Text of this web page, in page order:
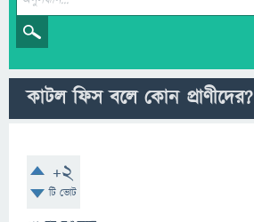
কাটল ফিস বলে কোন প্রাণীদের?
+2
টি ভোট